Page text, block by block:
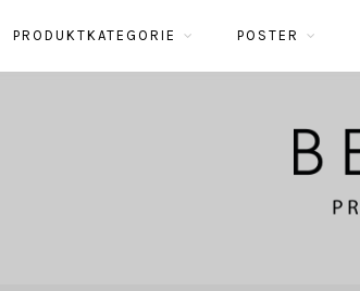
PRODUKTKATEGORIE POSTER